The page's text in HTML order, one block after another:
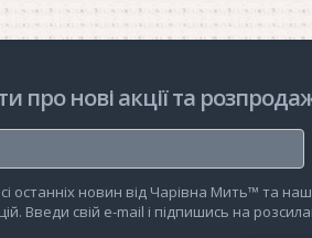
про нові акції та
останніх новин від Чарівна Мить™ та
Введи свій e-mail і підпишись на